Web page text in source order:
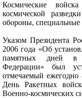
Космические
космической
обороны, специальные
Указом Президента
2006 года «Об
памятных дней в
Федерации» был
отмечаемый ежегодно
День Ракетных
Военно-космических